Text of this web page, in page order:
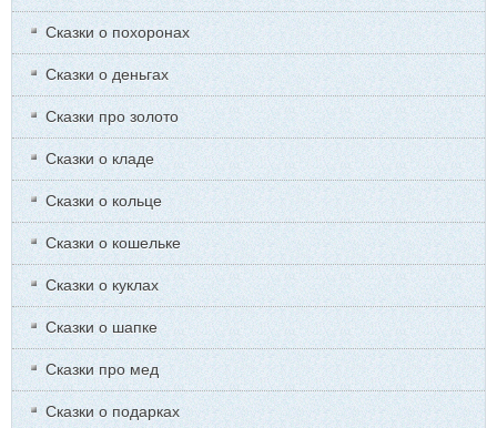
Сказки о похоронах
Сказки о деньгах
Сказки про золото
Сказки о кладе
Сказки о кольце
Сказки о кошельке
Сказки о куклах
Сказки о шапке
Сказки про мед
Сказки о подарках